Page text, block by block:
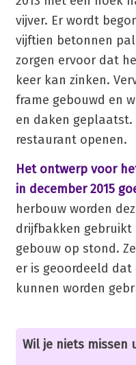
vijver. Er wordt
vijftien betonnen
zorgen ervoor dat
keer kan zinken.
frame gebouwd en
en daken
restaurant openen.
Het ontwerp voor
in december 2015
herbouw worden
drijfbakken gebruikt
gebouw op stond.
er is geoordeeld
kunnen worden
Wil je niets missen